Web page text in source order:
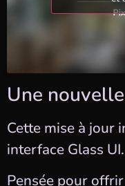
Une
Cette mise à jour
interface Glass UI.
Pensée pour